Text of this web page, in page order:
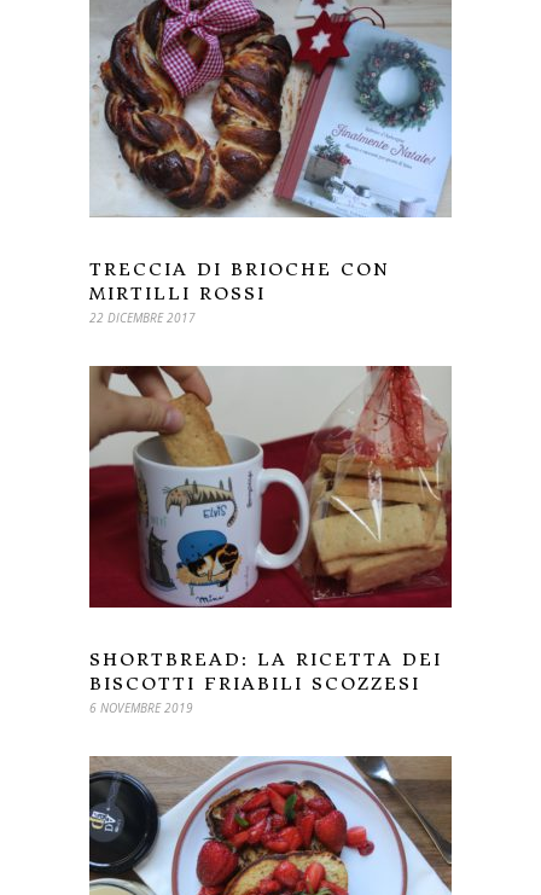
TRECCIA DI BRIOCHE CON
MIRTILLI ROSSI
22 DICEMBRE 2017
SHORTBREAD: LA RICETTA DEI
BISCOTTI FRIABILI SCOZZESI
6 NOVEMBRE 2019